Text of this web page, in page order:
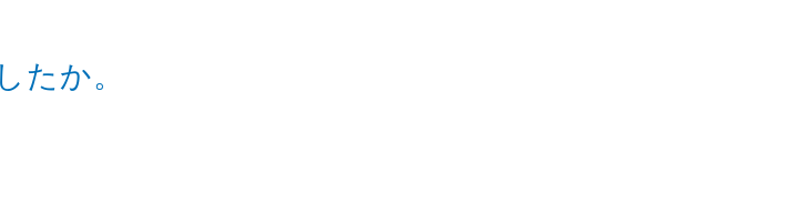
たか。